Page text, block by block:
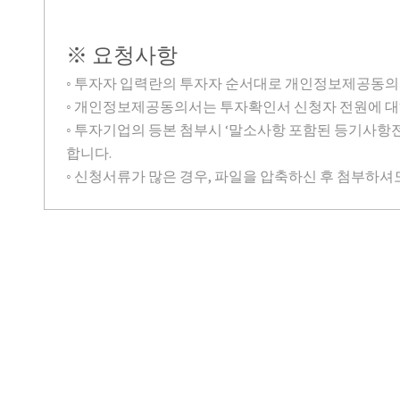
※ 요청사항
◦ 투자자 입력란의 투자자 순서대로 개인정보제공동
◦ 개인정보제공동의서는 투자확인서 신청자 전원에
◦ 투자기업의 등본 첨부시 ‘말소사항 포함된 등기사
합니다.
◦ 신청서류가 많은 경우, 파일을 압축하신 후 첨부하셔